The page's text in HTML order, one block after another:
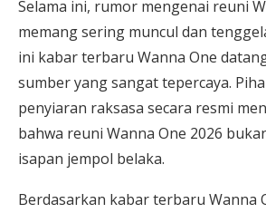
Selama ini, rumor mengenai reuni
memang sering muncul dan
ini kabar terbaru Wanna One
sumber yang sangat tepercaya.
penyiaran raksasa secara resmi
bahwa reuni Wanna One 2026
isapan jempol belaka.
Berdasarkan kabar terbaru Wanna